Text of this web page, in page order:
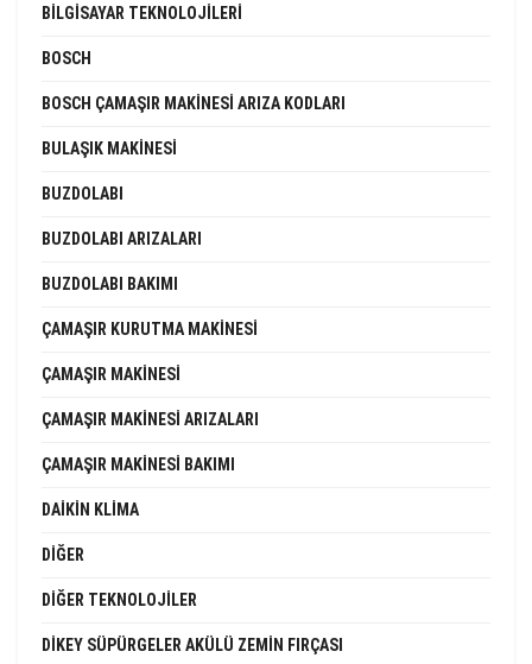
BILGISAYAR TEKNOLOJILERI
BOSCH
BOSCH ÇAMAŞIR MAKINESI ARIZA KODLARI
BULAŞIK MAKINESI
BUZDOLABI
BUZDOLABI ARIZALARI
BUZDOLABI BAKIMI
ÇAMAŞIR KURUTMA MAKINESI
ÇAMAŞIR MAKINESI
ÇAMAŞIR MAKINESI ARIZALARI
ÇAMAŞIR MAKINESI BAKIMI
DAIKIN KLIMA
DIĞER
DIĞER TEKNOLOJILER
DIKEY SÜPÜRGELER AKÜLÜ ZEMIN FIRÇASI